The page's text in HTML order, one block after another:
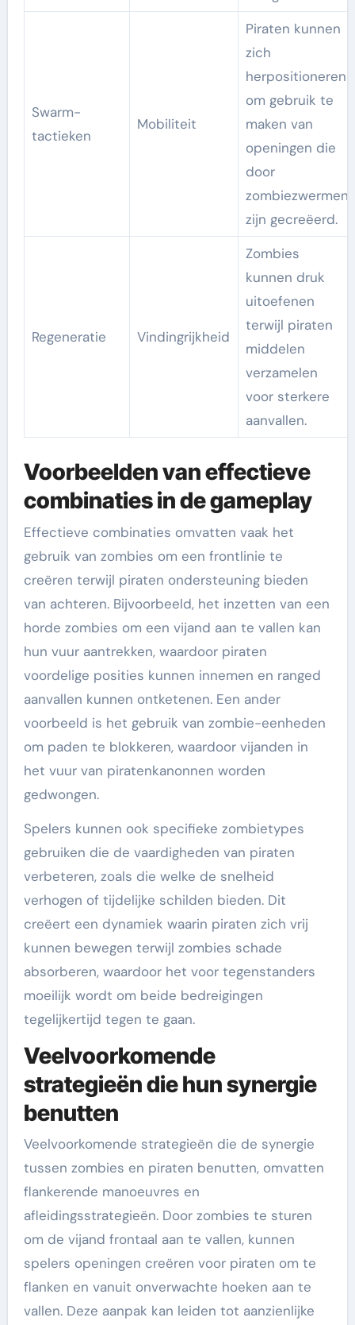
Swarm-
tactieken
Mobiliteit
Piraten kunnen
zich
herpositioneren
om gebruik te
maken van
openingen die
door
zombiezwermen
zijn gecreëerd.
Regeneratie Vindingrijkheid
Zombies
kunnen druk
uitoefenen
terwijl piraten
middelen
verzamelen
voor sterkere
aanvallen.
Voorbeelden van effectieve
combinaties in de gameplay
Effectieve combinaties omvatten vaak het
gebruik van zombies om een frontlinie te
creëren terwijl piraten ondersteuning bieden
van achteren. Bijvoorbeeld, het inzetten van een
horde zombies om een vijand aan te vallen kan
hun vuur aantrekken, waardoor piraten
voordelige posities kunnen innemen en ranged
aanvallen kunnen ontketenen. Een ander
voorbeeld is het gebruik van zombie-eenheden
om paden te blokkeren, waardoor vijanden in
het vuur van piratenkanonnen worden
gedwongen.
Spelers kunnen ook specifieke zombietypes
gebruiken die de vaardigheden van piraten
verbeteren, zoals die welke de snelheid
verhogen of tijdelijke schilden bieden. Dit
creëert een dynamiek waarin piraten zich vrij
kunnen bewegen terwijl zombies schade
absorberen, waardoor het voor tegenstanders
moeilijk wordt om beide bedreigingen
tegelijkertijd tegen te gaan.
Veelvoorkomende
strategieën die hun synergie
benutten
Veelvoorkomende strategieën die de synergie
tussen zombies en piraten benutten, omvatten
flankerende manoeuvres en
afleidingsstrategieën. Door zombies te sturen
om de vijand frontaal aan te vallen, kunnen
spelers openingen creëren voor piraten om te
flanken en vanuit onverwachte hoeken aan te
vallen. Deze aanpak kan leiden tot aanzienlijke